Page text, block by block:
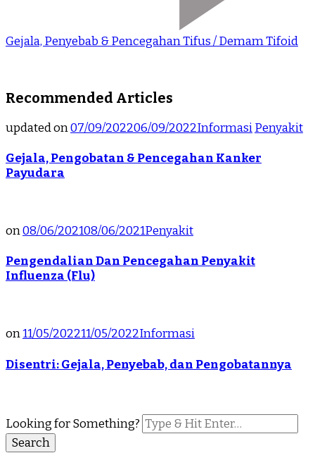
Gejala, Penyebab & Pencegahan Tifus / Demam Tifoid
Recommended Articles
updated on07/09/202206/09/2022InformasiPenyakit
Gejala, Pengobatan & Pencegahan Kanker
Payudara
on08/06/202108/06/2021Penyakit
Pengendalian Dan Pencegahan Penyakit
Influenza (Flu)
on11/05/202211/05/2022Informasi
Disentri: Gejala, Penyebab, dan Pengobatannya
Looking for Something?